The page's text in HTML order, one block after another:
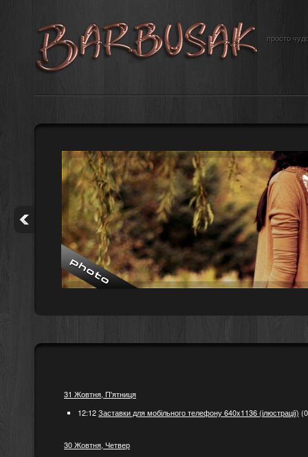
просто
31 Жовтня, П'ятниця
12:12Заставки для мобільного телефону 640x1136 (ілюстрації)
30 Жовтня, Четвер